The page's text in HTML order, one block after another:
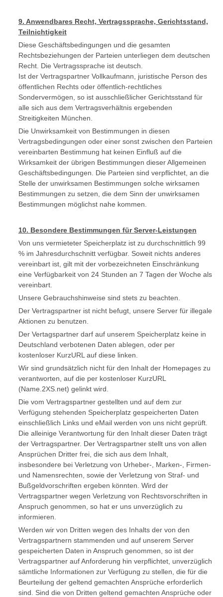
9. Anwendbares Recht, Vertragssprache, Gerichtsstand,
Teilnichtigkeit
Diese Geschäftsbedingungen und die gesamten
Rechtsbeziehungen der Parteien unterliegen dem deutschen
Recht. Die Vertragssprache ist deutsch.
Ist der Vertragspartner Vollkaufmann, juristische Person des
öffentlichen Rechts oder öffentlich-rechtliches
Sondervermögen, so ist ausschließlicher Gerichtsstand für
alle sich aus dem Vertragsverhältnis ergebenden
Streitigkeiten München.
Die Unwirksamkeit von Bestimmungen in diesen
Vertragsbedingungen oder einer sonst zwischen den Parteien
vereinbarten Bestimmung hat keinen Einfluß auf die
Wirksamkeit der übrigen Bestimmungen dieser Allgemeinen
Geschäftsbedingungen. Die Parteien sind verpflichtet, an die
Stelle der unwirksamen Bestimmungen solche wirksamen
Bestimmungen zu setzen, die dem Sinn der unwirksamen
Bestimmungen möglichst nahe kommen.
10. Besondere Bestimmungen für Server-Leistungen
Von uns vermieteter Speicherplatz ist zu durchschnittlich 99
% im Jahresdurchschnitt verfügbar. Soweit nichts anderes
vereinbart ist, gilt mit der vorbezeichneten Einschränkung
eine Verfügbarkeit von 24 Stunden an 7 Tagen der Woche als
vereinbart.
Unsere Gebrauchshinweise sind stets zu beachten.
Der Vertragspartner ist nicht befugt, unsere Server für illegale
Aktionen zu benutzen.
Der Vertagspartner darf auf unserem Speicherplatz keine in
Deutschland verbotenen Daten ablegen, oder per
kostenloser KurzURL auf diese linken.
Wir sind grundsätzlich nicht für den Inhalt der Homepages zu
verantworten, auf die per kostenloser KurzURL
(Name.2XS.net) gelinkt wird.
Die vom Vertragspartner gestellten und auf dem zur
Verfügung stehenden Speicherplatz gespeicherten Daten
einschließlich Links und eMail werden von uns nicht geprüft.
Die alleinige Verantwortung für den Inhalt dieser Daten trägt
der Vertragspartner. Der Vertragspartner stellt uns von allen
Ansprüchen Dritter frei, die sich aus dem Inhalt,
insbesondere bei Verletzung von Urheber-, Marken-, Firmen-
und Namensrechten, sowie der Verletzung von Straf- und
Bußgeldvorschriften ergeben könnten. Wird der
Vertragspartner wegen Verletzung von Rechtsvorschriften in
Anspruch genommen, so hat er uns unverzüglich zu
informieren.
Werden wir von Dritten wegen des Inhalts der von den
Vertragspartnern stammenden und auf unserem Server
gespeicherten Daten in Anspruch genommen, so ist der
Vertragspartner auf Anforderung hin verpflichtet, unverzüglich
sämtliche Informationen zur Verfügung zu stellen, die für die
Beurteilung der geltend gemachten Ansprüche erforderlich
sind. Sind die von Dritten geltend gemachten Ansprüche oder